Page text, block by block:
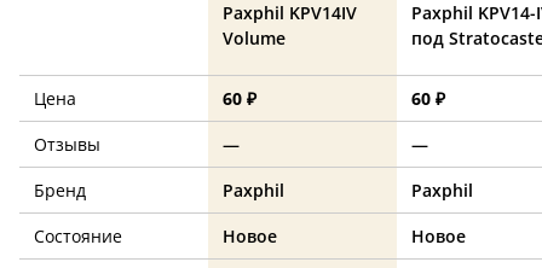
Paxphil KPV14IV
Volume
Paxphil KPV14-
под
Цена 60 ₽
60 ₽
Отзывы
—
—
Бренд
Paxphil
Paxphil
Состояние
Новое
Новое